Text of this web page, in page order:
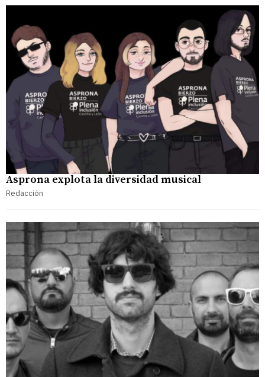
Asprona explota la diversidad musical
Redacción